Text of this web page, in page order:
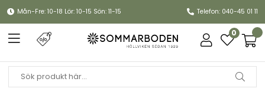
Mån-Fre: 10-18 Lör: 10-15 Sön: 11-15 Telefon: 040-45 01 11
0